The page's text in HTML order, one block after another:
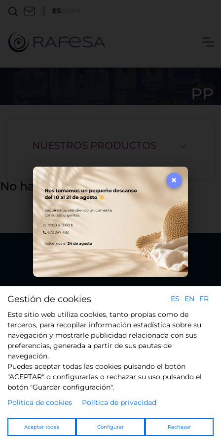
ES
PP
NUESTROS PRODUCTOS
No hay resultados disponibles
ES EN FR
Gestión de cookies
Este sitio web utiliza cookies, tanto propias como de
terceros, para recopilar información estadística sobre su
navegación y mostrarle publicidad relacionada con sus
preferencias, generada a partir de sus pautas de
navegación.
Puedes aceptar todas las cookies pulsando el botón
"ACEPTAR" o configurarlas o rechazar su uso pulsando el
botón "Guardar configuración".
Politica de cookies
Política de privacidad
Aceptar todas Configurar Rechazar
Tel.: +34 934 608 800
CONTACTO
AVISO LEGAL
POLÍTICA DE PRIVACIDAD
POLITICA DE COOKIES
POLÍTICA DE CALIDAD
×